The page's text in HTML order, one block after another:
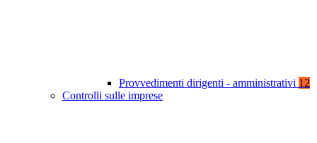
Provvedimenti dirigenti - amministrativi 12
Controlli sulle imprese